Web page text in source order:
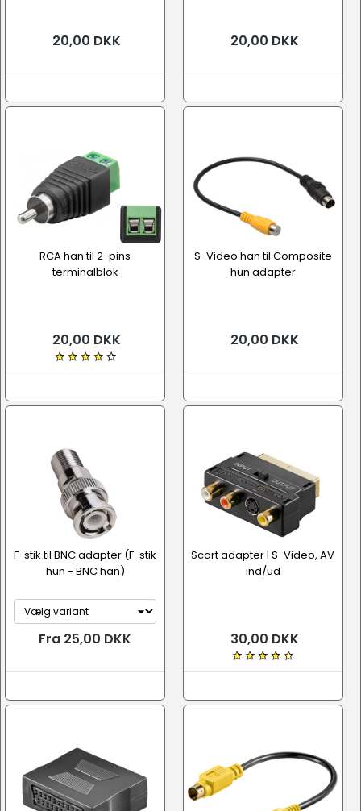
20,00 DKK 20,00 DKK
RCA han til 2-pins
terminalblok
20,00 DKK
S-Video han til Composite
hun adapter
20,00 DKK
F-stik til BNC adapter (F-stik
hun - BNC han)
Fra 25,00 DKK
Scart adapter | S-Video, AV
ind/ud
30,00 DKK